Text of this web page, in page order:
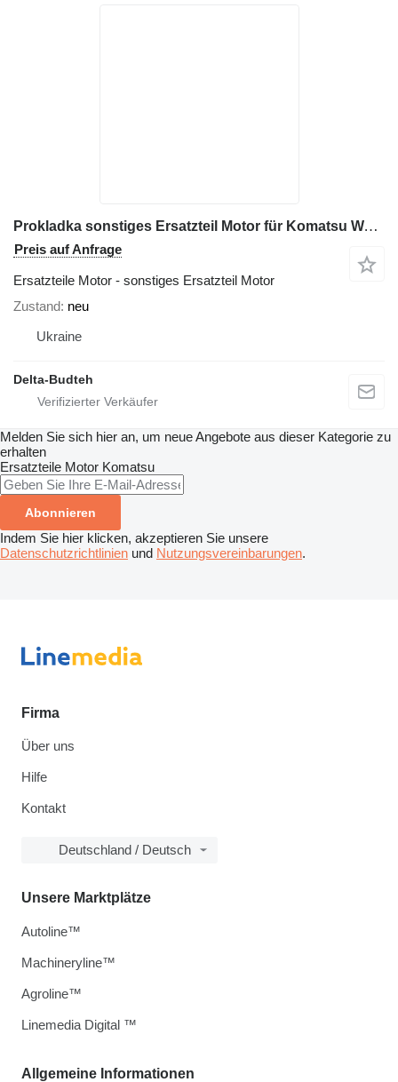
Prokladka sonstiges Ersatzteil Motor für Komatsu WA480 Radlader
Preis auf Anfrage
Ersatzteile Motor - sonstiges Ersatzteil Motor
Zustand
neu
Ukraine
Delta-Budteh
Melden Sie sich hier an, um neue Angebote aus dieser Kategorie zu
erhalten
Ersatzteile Motor Komatsu
Abonnieren
Indem Sie hier klicken, akzeptieren Sie unsere
Datenschutzrichtlinien und Nutzungsvereinbarungen.
Firma
Über uns
Hilfe
Kontakt
Deutschland / Deutsch
Allgemeine Informationen
Unsere Marktplätze
Autoline™
Machineryline™
Agroline™
Linemedia Digital ™